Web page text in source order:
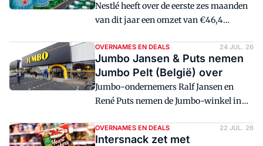
Nestlé heeft over de eerste zes maanden
van dit jaar een omzet van €46,4
onderneming kondigt tevens de
afsplitsing van zijn watertak af.
OVERNAMES EN DEALS 24 JUL. 26
Jumbo Jansen & Puts nemen
Jumbo Pelt (België) over
Jumbo-ondernemers Ralf Jansen en
René Puts nemen de Jumbo-winkel in
OVERNAMES EN DEALS 22 JUL. 26
Intersnack zet met